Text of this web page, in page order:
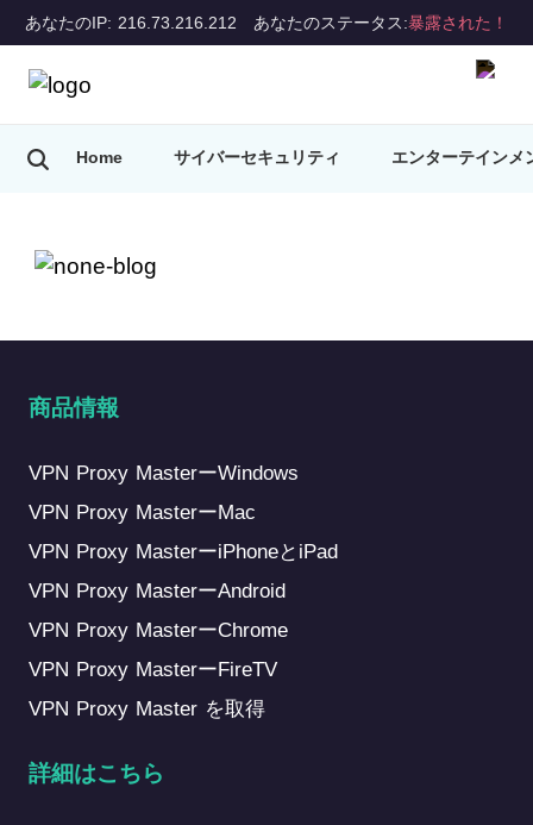
あなたのIP: 216.73.216.212 あなたのステータス:暴露された！
Home サイバーセキュリティ エンターテインメ
商品情報
VPN Proxy MasterーWindows
VPN Proxy MasterーMac
VPN Proxy MasterーiPhoneとiPad
VPN Proxy MasterーAndroid
VPN Proxy MasterーChrome
VPN Proxy MasterーFireTV
VPN Proxy Master を取得
詳細はこちら